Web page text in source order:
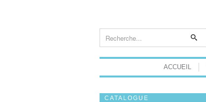
ACCUEIL
CATALOGUE